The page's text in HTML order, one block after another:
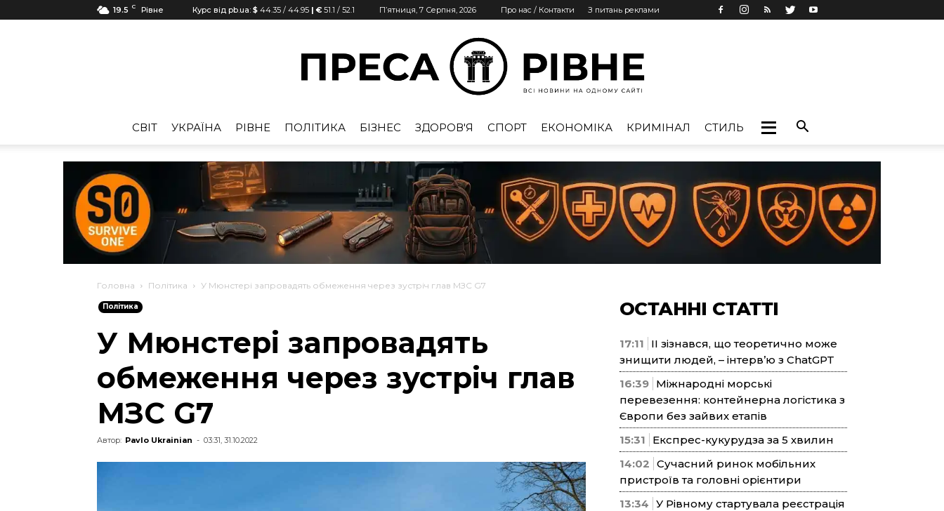
19.5 C Рівне Курс від pb.ua: $ 44.35 / 44.95 | € 51.1 / 52.1 П’ятниця, 7 Серпня, 2026 Про нас / Контакти З питань реклами
Рівне
CВІТ УКРАЇНА РІВНЕ ПОЛІТИКА БІЗНЕС ЗДОРОВ'Я СПОРТ ЕКОНОМІКА КРИМІНАЛ СТИЛЬ
Головна Політика У Мюнстері запровадять обмеження через зустріч глав МЗС G7
Політика
У Мюнстері запровадять
обмеження через зустріч глав
МЗС G7
Автор: Pavlo Ukrainian - 03:31, 31.10.2022
ОСТАННІ СТАТТІ
17:11
ІІ зізнався, що теоретично може
знищити людей, – інтерв’ю з ChatGPT
16:39 Міжнародні морські
перевезення: контейнерна логістика з
Європи без зайвих етапів
15:31
Експрес-кукурудза за 5 хвилин
14:02 Сучасний ринок мобільних
пристроїв та головні орієнтири
13:34 У Рівному стартувала реєстрація